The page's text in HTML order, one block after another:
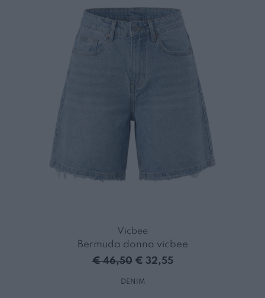
Vicbee
Bermuda donna vicbee
€ 46,50 € 32,55
DENIM